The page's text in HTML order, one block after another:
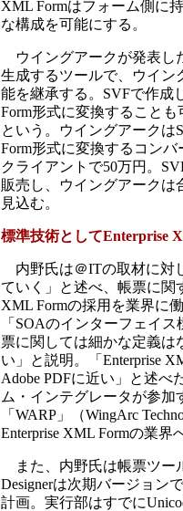
XML Formはフォーム側に
な構成を可能にする。
ウイングアークが発表し
生成するツールで、ウイン
能を継承する。SVFで作成
Form形式に変換すること
という。ウイングアークは
Form形式に変換するコンバ
クライアントで50万円。
販売し、ウイングアークは
見込む。
標準技術としてEnterprise
内野氏は＠ITの取材に対
ていく」と述べ、帳票に関
XML Formの採用を業界に
「SOAのインターフェイ
票に関しては細かな定義は
い」と説明。「Enterprise
Adobe PDFに近い」と述べ
ム・インテグレータが参
「WARP」（WingArc
Enterprise XML Formの業界
また、内野氏は帳票ツー
Designerは次期バージョン
計画。実行部はすでに